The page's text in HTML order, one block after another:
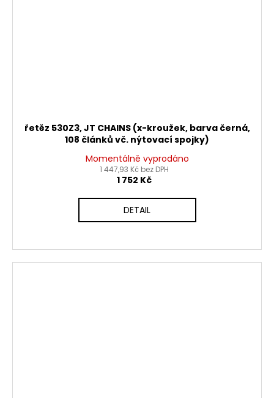
řetěz 530Z3, JT CHAINS (x-kroužek, barva černá,
108 článků vč. nýtovací spojky)
Momentálně vyprodáno
1 447,93 Kč bez DPH
1 752 Kč
DETAIL